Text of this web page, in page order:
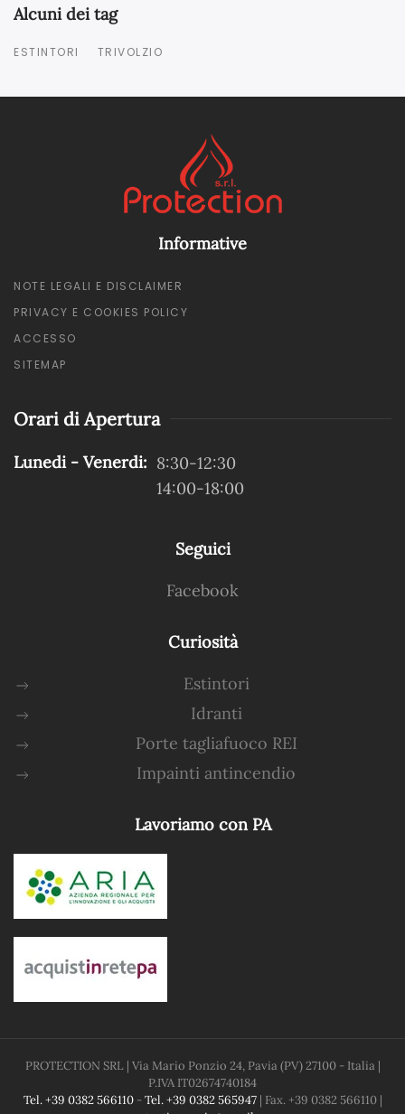
Alcuni dei tag
ESTINTORI TRIVOLZIO
Informative
NOTE LEGALI E DISCLAIMER
PRIVACY E COOKIES POLICY
ACCESSO
SITEMAP
Orari di Apertura
Lunedi - Venerdi: 8:30-12:30
14:00-18:00
Seguici
Facebook
Curiosità
Estintori
Idranti
Porte tagliafuoco REI
Impainti antincendio
Lavoriamo con PA
PROTECTION SRL | Via Mario Ponzio 24, Pavia (PV) 27100 - Italia |
P.IVA IT02674740184
Tel. +39 0382 566110-Tel. +39 0382 565947| Fax. +39 0382 566110 |